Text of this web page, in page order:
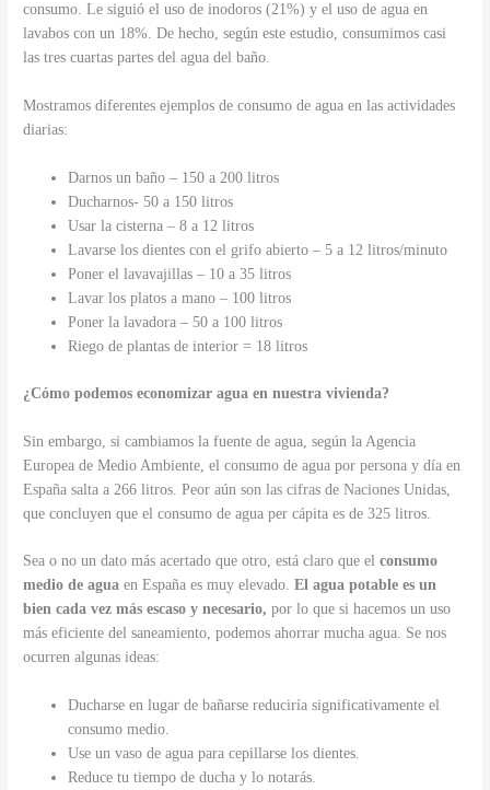
consumo. Le siguió el uso de inodoros (21%) y el uso de agua en
lavabos con un 18%. De hecho, según este estudio, consumimos casi
las tres cuartas partes del agua del baño.
Mostramos diferentes ejemplos de consumo de agua en las actividades
diarias:
Darnos un baño – 150 a 200 litros
Ducharnos- 50 a 150 litros
Usar la cisterna – 8 a 12 litros
Lavarse los dientes con el grifo abierto – 5 a 12 litros/minuto
Poner el lavavajillas – 10 a 35 litros
Lavar los platos a mano – 100 litros
Poner la lavadora – 50 a 100 litros
Riego de plantas de interior = 18 litros
¿Cómo podemos economizar agua en nuestra vivienda?
Sin embargo, si cambiamos la fuente de agua, según la Agencia
Europea de Medio Ambiente, el consumo de agua por persona y día en
España salta a 266 litros. Peor aún son las cifras de Naciones Unidas,
que concluyen que el consumo de agua per cápita es de 325 litros.
Sea o no un dato más acertado que otro, está claro que elconsumo
medio de agua en España es muy elevado.El agua potable es un
bien cada vez más escaso y necesario,por lo que si hacemos un uso
más eficiente del saneamiento, podemos ahorrar mucha agua. Se nos
ocurren algunas ideas:
Ducharse en lugar de bañarse reduciría significativamente el
consumo medio.
Use un vaso de agua para cepillarse los dientes.
Reduce tu tiempo de ducha y lo notarás.